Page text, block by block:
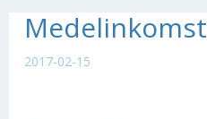
Medelinkomst
2017-02-15